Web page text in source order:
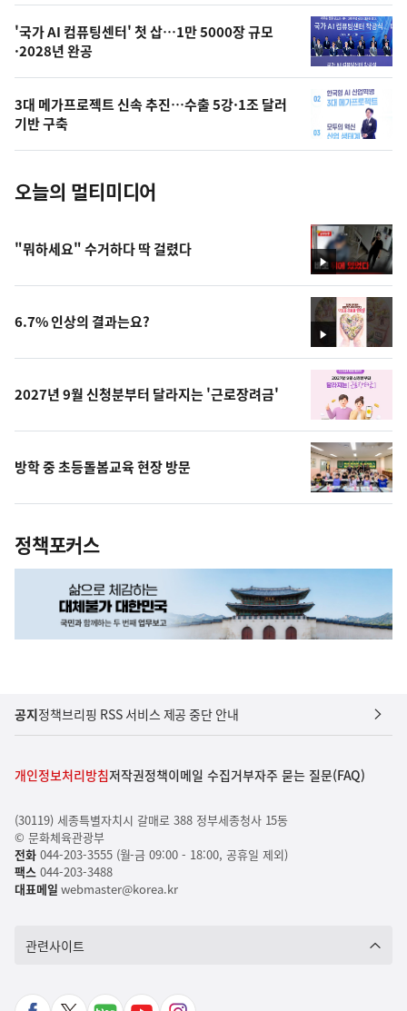
오
늘
사
진
'국가 AI 컴퓨팅센터' 첫 삽…1만 5000장 규모
·2028년 완공
3대 메가프로젝트 신속 추진…수출 5강·1조 달러
기반 구축
오늘의 멀티미디어
영
상
"뭐하세요" 수거하다 딱 걸렸다
영
상
6.7% 인상의 결과는요?
2027년 9월 신청분부터 달라지는 '근로장려금'
방학 중 초등돌봄교육 현장 방문
정책포커스
공지정책브리핑 RSS 서비스 제공 중단 안내
개인정보처리방침저작권정책이메일 수집거부자주 묻는 질문(FAQ)
(30119) 세종특별자치시 갈매로 388 정부세종청사 15동
© 문화체육관광부
전화044-203-3555 (월-금 09:00 - 18:00, 공휴일 제외)
팩스044-203-3488
대표메일 webmaster@korea.kr
관련사이트